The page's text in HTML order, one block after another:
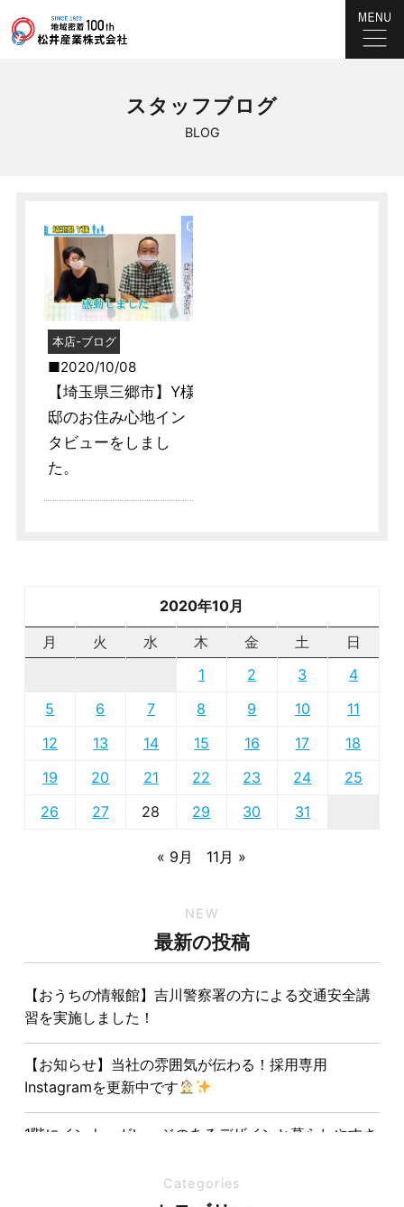
BLOG
スタッフブログ
本店-ブログ
2020/10/08
【埼玉県三郷市】Y様
邸のお住み心地イン
タビューをしまし
た。
2020年10月
月
火 水 木 金 土
日
1
2 3
4
5
6 7 8 9 10
11
12
13 14 15 16 17
18
19
20 21 22 23 24
25
26
27 28 29 30 31
« 9月 11月 »
NEW
最新の投稿
【おうちの情報館】吉川警察署の方による交通安全講
習を実施しました！
【お知らせ】当社の雰囲気が伝わる！採用専用
Instagramを更新中です
1階にインナーガレージのあるデザインと暮らしやすさ
夏の熱中症対策は家づくりから。屋根・壁・基礎の構
Categories